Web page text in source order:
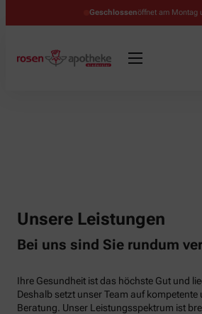
Geschlossenöffnet am Montag
Unsere Leistungen
Bei uns sind Sie rundum
Ihre Gesundheit ist das höchste Gut und
Deshalb setzt unser Team auf kompetente
Beratung. Unser Leistungsspektrum ist